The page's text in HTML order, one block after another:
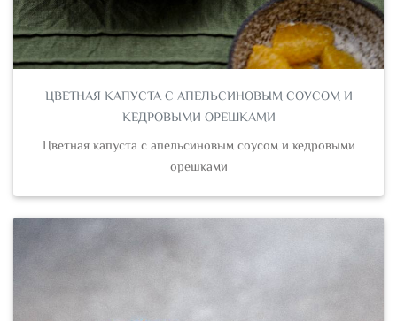
ЦВЕТНАЯ КАПУСТА С АПЕЛЬСИНОВЫМ СОУСОМ И
КЕДРОВЫМИ ОРЕШКАМИ
Цветная капуста с апельсиновым соусом и кедровыми
орешками